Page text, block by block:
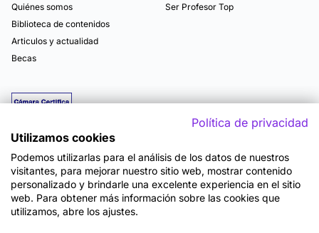
Quiénes somos
Biblioteca de contenidos
Articulos y actualidad
Becas
Ser Profesor Top
Mapa del sitio
Términos y Condiciones de Uso
Política de privacidad
Utilizamos cookies
Podemos utilizarlas para el análisis de los datos de nuestros
visitantes, para mejorar nuestro sitio web, mostrar contenido
personalizado y brindarle una excelente experiencia en el sitio
web. Para obtener más información sobre las cookies que
utilizamos, abre los ajustes.